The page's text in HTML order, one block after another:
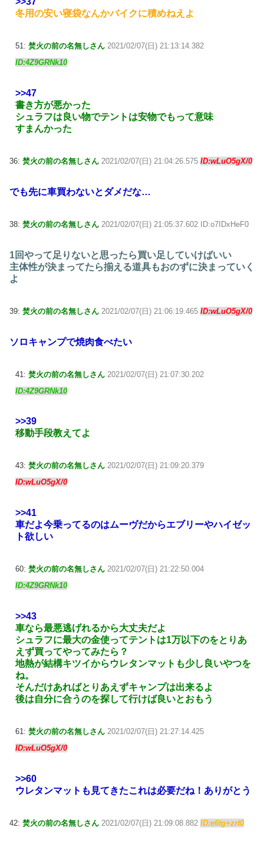
冬用の安い寝袋なんかバイクに積めねえよ
51: 焚火の前の名無しさん 2021/02/07(日) 21:13:14.382
ID:4Z9GRNk10
>>47
書き方が悪かった
シュラフは良い物でテントは安物でもって意味
すまんかった
36: 焚火の前の名無しさん 2021/02/07(日) 21:04:26.575 ID:wLuO5gX/0
でも先に車買わないとダメだな…
38: 焚火の前の名無しさん 2021/02/07(日) 21:05:37.602 ID:o7IDxHeF0
1回やって足りないと思ったら買い足していけばいい
主体性が決まってたら揃える道具もおのずに決まっていく
よ
39: 焚火の前の名無しさん 2021/02/07(日) 21:06:19.465 ID:wLuO5gX/0
ソロキャンプで焼肉食べたい
41: 焚火の前の名無しさん 2021/02/07(日) 21:07:30.202
ID:4Z9GRNk10
>>39
移動手段教えてよ
43: 焚火の前の名無しさん 2021/02/07(日) 21:09:20.379
ID:wLuO5gX/0
>>41
車だよ今乗ってるのはムーヴだからエブリーやハイゼッ
ト欲しい
60: 焚火の前の名無しさん 2021/02/07(日) 21:22:50.004
ID:4Z9GRNk10
>>43
車なら最悪逃げれるから大丈夫だよ
シュラフに最大の金使ってテントは1万以下のをとりあ
えず買ってやってみたら？
地熱が結構キツイからウレタンマットも少し良いやつを
ね。
そんだけあればとりあえずキャンプは出来るよ
後は自分に合うのを探して行けば良いとおもう
61: 焚火の前の名無しさん 2021/02/07(日) 21:27:14.425
ID:wLuO5gX/0
>>60
ウレタンマットも見てきたこれは必要だね！ありがとう
42: 焚火の前の名無しさん 2021/02/07(日) 21:09:08.882 ID:e6tg+zrt0